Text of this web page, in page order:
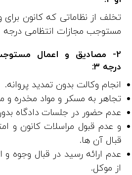
تخلف از نظاماتی که کانون برای
مستوجب مجازات انتظامی درجه ۱ و ۲ است.
2- مصادیق و اعمال
درجه ۳:
انجام وکالت بدون تمدید پروانه.
تجاهر به مسکر و مواد مخدره و
عدم حضور در جلسات دادگاه
و عدم قبول مراسلات کانون و
قبال آن ها.
عدم ارائه رسید در قبال وجوه و
از موکل.